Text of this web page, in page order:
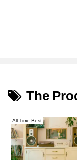
The
All-Time Best